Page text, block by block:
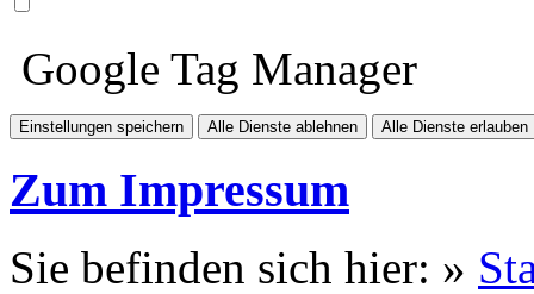
Google Tag Manager
Einstellungen speichern Alle Dienste ablehnen Alle Dienste erlauben
Zum Impressum
Sie befinden sich hier: »